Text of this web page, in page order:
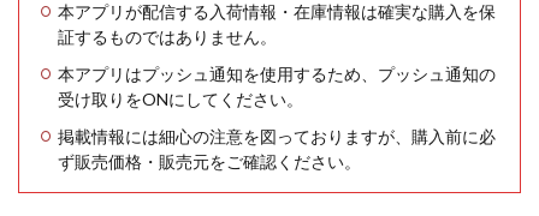
本アプリが配信する入荷情報・在庫情報は確実な購入を保
証するものではありません。
本アプリはプッシュ通知を使用するため、プッシュ通知の
受け取りをONにしてください。
掲載情報には細心の注意を図っておりますが、購入前に必
ず販売価格・販売元をご確認ください。